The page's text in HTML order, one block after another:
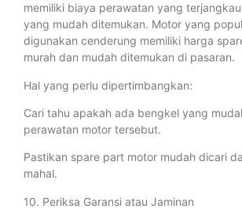
memiliki biaya perawatan yang
yang mudah ditemukan. Motor yang
digunakan cenderung memiliki harga
murah dan mudah ditemukan di pasaran.
Hal yang perlu dipertimbangkan:
Cari tahu apakah ada bengkel yang
perawatan motor tersebut.
Pastikan spare part motor mudah dicari
mahal.
10. Periksa Garansi atau Jaminan